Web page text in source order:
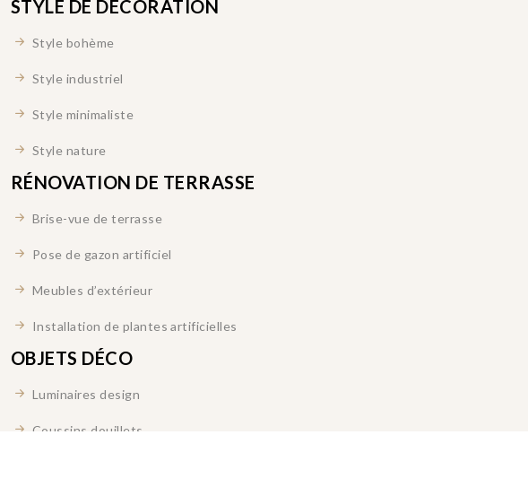
STYLE DE DÉCORATION
Style bohème
Style industriel
Style minimaliste
Style nature
RÉNOVATION DE TERRASSE
Brise-vue de terrasse
Pose de gazon artificiel
Meubles d’extérieur
Installation de plantes artificielles
OBJETS DÉCO
Luminaires design
Coussins douillets